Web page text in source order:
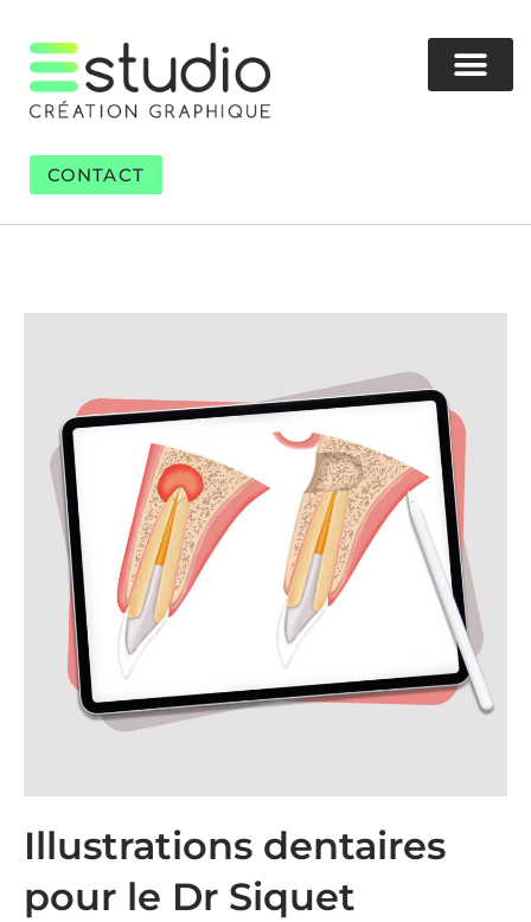
CONTACT
Illustrations dentaires
pour le Dr Siquet